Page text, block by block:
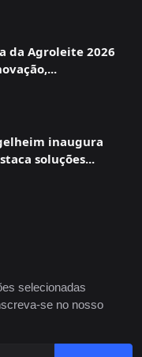
da Agroleite 2026
inaugura
soluções...
selecionadas
se no nosso